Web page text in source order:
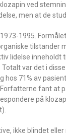
ved
men at de
1995.
tilstander
lidelse
var det i
71% av
fant at
på
ikke blindet